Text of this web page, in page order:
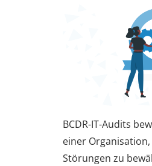
BCDR-IT-Audits
einer
Störungen zu